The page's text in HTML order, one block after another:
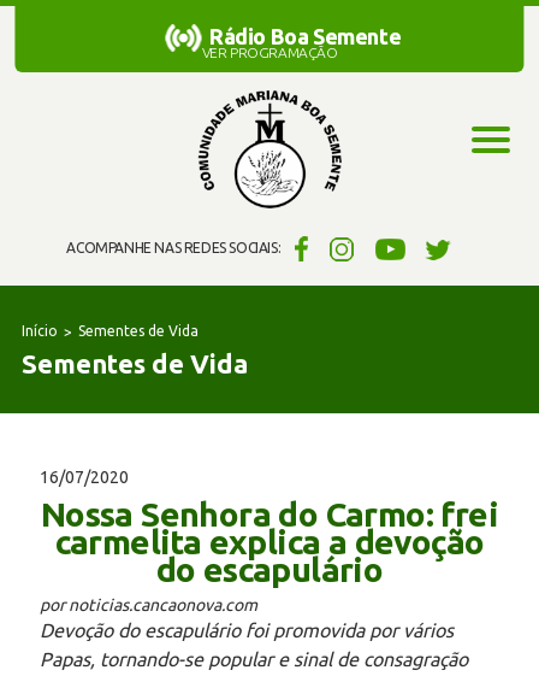
ACOMPANHE NAS REDES SOCIAIS:
Rádio Boa Semente
Rádio Boa Semente
VER PROGRAMAÇÃO
Início Sementes de Vida
Sementes de Vida
16/07/2020
Nossa Senhora do Carmo: frei
carmelita explica a devoção
do escapulário
por noticias.cancaonova.com
Devoção do escapulário foi promovida por vários
Papas, tornando-se popular e sinal de consagração